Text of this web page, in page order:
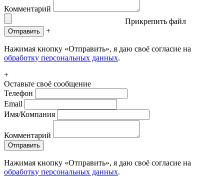
Комментарий
Прикрепить файл
Отправить +
Нажимая кнопку «Отправить», я даю своё согласие на
обработку персональных данных.
+
Оставьте своё сообщение
Телефон
Email
Имя/Компания
Комментарий
Отправить
Нажимая кнопку «Отправить», я даю своё согласие на
обработку персональных данных.